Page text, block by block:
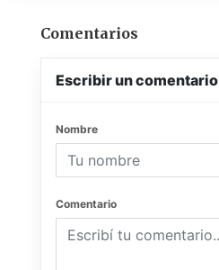
Comentarios
Escribir un comentario
Nombre
Comentario